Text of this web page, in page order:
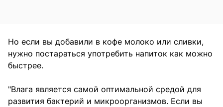
Но если вы добавили в кофе молоко или сливки,
нужно постараться употребить напиток как можно
быстрее.
"Влага является самой оптимальной средой для
развития бактерий и микроорганизмов. Если вы